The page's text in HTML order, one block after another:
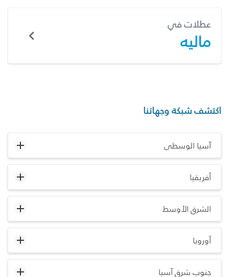
عطلات في
ماليه
اكتشف شبكة وجهاتنا
آسيا الوسطى
أفريقيا
الشرق الأوسط
أوروبا
جنوب شرق آسيا